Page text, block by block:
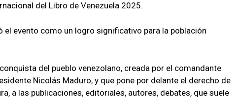
del Libro de Venezuela 2025.
el evento como un logro significativo para la población
del pueblo venezolano, creada por el comandante
Nicolás Maduro, y que pone por delante el derecho de
a las publicaciones, editoriales, autores, debates, que suele